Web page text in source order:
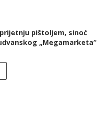
pištoljem, sinoć
„Megamarketa“